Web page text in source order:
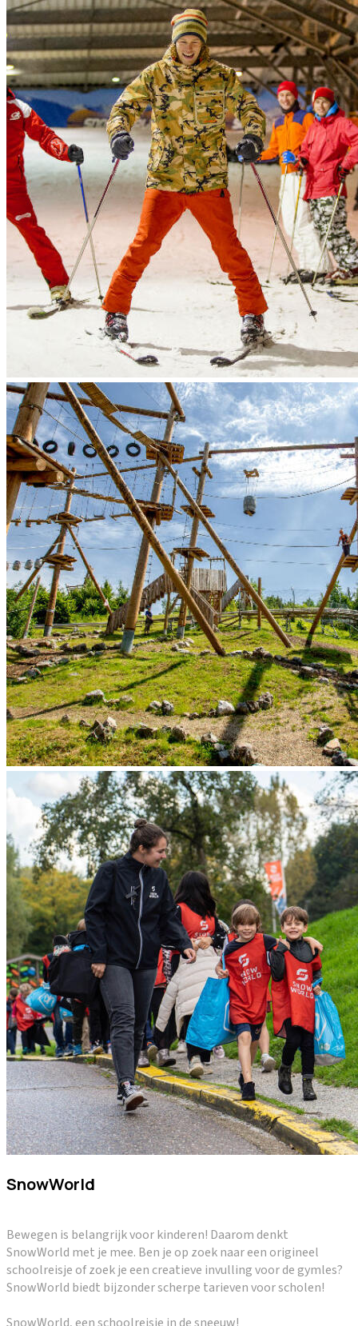
SnowWorld
Bewegen is belangrijk voor kinderen! Daarom denkt
SnowWorld met je mee. Ben je op zoek naar een origineel
schoolreisje of zoek je een creatieve invulling voor de gymles?
SnowWorld biedt bijzonder scherpe tarieven voor scholen!